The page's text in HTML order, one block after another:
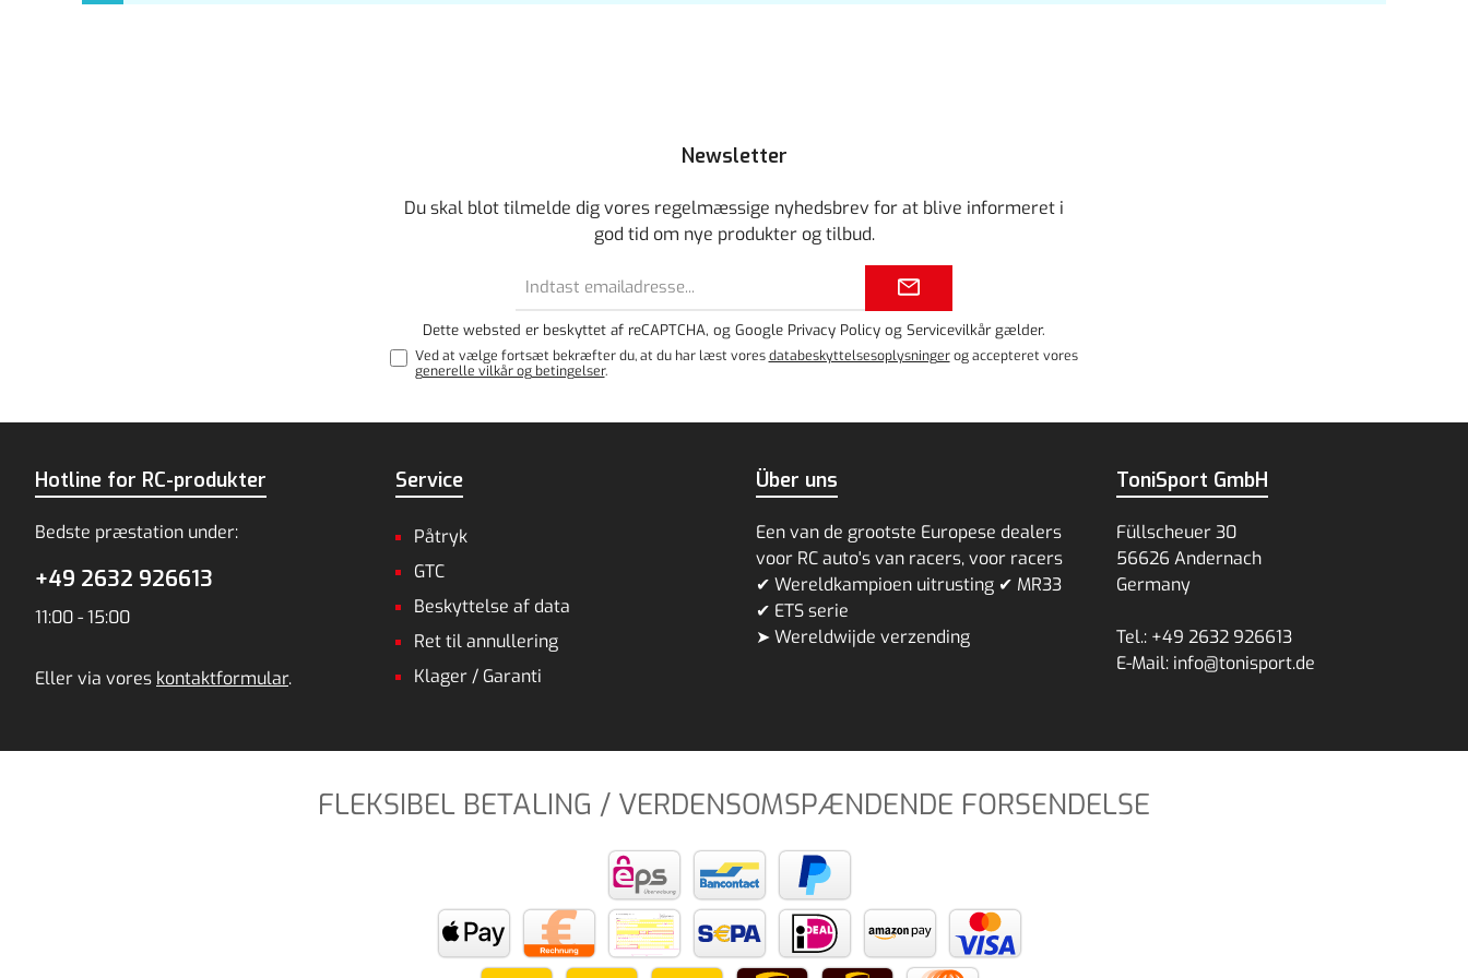
Newsletter
Du skal blot tilmelde dig vores regelmæssige nyhedsbrev for at blive informeret i
god tid om nye produkter og tilbud.
adresse*
Dette websted er beskyttet af reCAPTCHA, og Google Privacy Policy og Servicevilkårgælder.
Ved at vælge fortsæt bekræfter du, at du har læst voresdatabeskyttelsesoplysningerog accepteret vores
generelle vilkår og betingelser.
Hotline for RC-produkter
Bedste præstation under:
+49 2632 926613
11:00 - 15:00
Eller via vores kontaktformular.
Service
Påtryk
GTC
Beskyttelse af data
Ret til annullering
Klager / Garanti
Über uns
Een van de grootste Europese dealers
voor RC auto's van racers, voor racers
✔ Wereldkampioen uitrusting ✔ MR33
✔ ETS serie
➤ Wereldwijde verzending
ToniSport GmbH
Füllscheuer 30
56626 Andernach
Germany
Tel.: +49 2632 926613
E-Mail: info@tonisport.de
FLEKSIBEL BETALING / VERDENSOMSPÆNDENDE FORSENDELSE